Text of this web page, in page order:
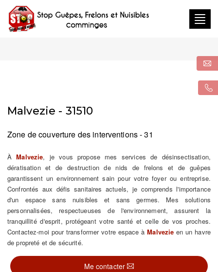
Malvezie - 31510
Zone de couverture des interventions - 31
ÀMalvezie, je vous propose mes services de désinsectisation,
dératisation et de destruction de nids de frelons et de guêpes
garantissent un environnement sain pour votre foyer ou entreprise.
Confrontés aux défis sanitaires actuels, je comprends l'importance
d'un espace sans nuisibles et sans germes. Mes solutions
personnalisées, respectueuses de l'environnement, assurent la
tranquillité d'esprit, protégeant votre santé et celle de vos proches.
Contactez-moi pour transformer votre espace àMalvezie en un havre
de propreté et de sécurité.
Me contacter